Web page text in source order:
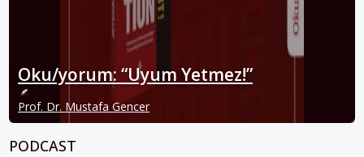
Oku/yorum: “Uyum Yetmez!”
Prof. Dr. Mustafa Gencer
PODCAST